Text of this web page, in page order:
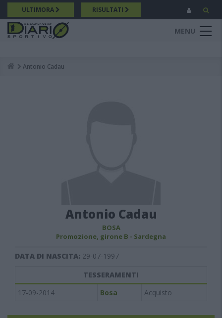
Salta
al
contenuto
principale
ULTIMORA RISULTATI
MENU
Breadcrumb
Antonio Cadau
Antonio Cadau
BOSA
Promozione, girone B - Sardegna
DATA DI NASCITA: 29-07-1997
TESSERAMENTI
17-09-2014
Bosa Acquisto